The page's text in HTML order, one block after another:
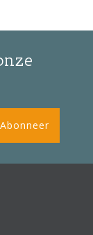
Abonneer